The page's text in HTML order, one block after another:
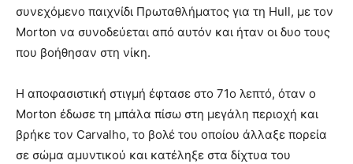
συνεχόμενο παιχνίδι Πρωταθλήματος για τη Hull, με τον
Morton να συνοδεύεται από αυτόν και ήταν οι δυο τους
που βοήθησαν στη νίκη.
Η αποφασιστική στιγμή έφτασε στο 71ο λεπτό, όταν ο
Μorton έδωσε τη μπάλα πίσω στη μεγάλη περιοχή και
βρήκε τον Carvalho, το βολέ του οποίου άλλαξε πορεία
σε σώμα αμυντικού και κατέληξε στα δίχτυα του